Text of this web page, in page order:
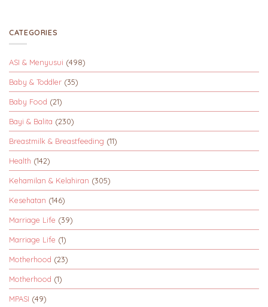
CATEGORIES
ASI & Menyusui (498)
Baby & Toddler (35)
Baby Food (21)
Bayi & Balita (230)
Breastmilk & Breastfeeding (11)
Health (142)
Kehamilan & Kelahiran (305)
Kesehatan (146)
Marriage Life (39)
Marriage Life (1)
Motherhood (23)
Motherhood (1)
MPASI (49)